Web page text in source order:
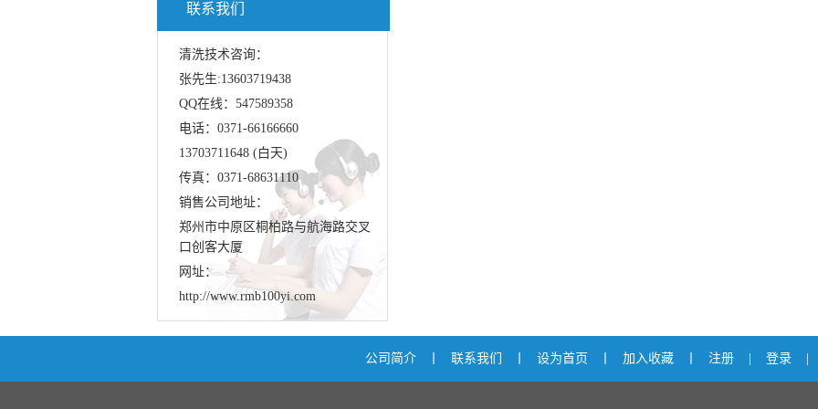
联系我们
清洗技术咨询：
张先生:13603719438
QQ在线：547589358
电话：0371-66166660
13703711648 (白天)
传真：0371-68631110
销售公司地址：
郑州市中原区桐柏路与航海路交叉
口创客大厦
网址：
http://www.rmb100yi.com
公司简介 联系我们 设为首页 加入收藏 注册 登录